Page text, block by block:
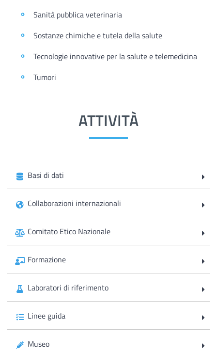
Sanità pubblica veterinaria
Sostanze chimiche e tutela della salute
Tecnologie innovative per la salute e telemedicina
Tumori
ATTIVITÀ
Basi di dati
Collaborazioni internazionali
Comitato Etico Nazionale
Formazione
Laboratori di riferimento
Linee guida
Museo